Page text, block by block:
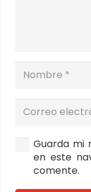
Guarda mi
en este
comente.